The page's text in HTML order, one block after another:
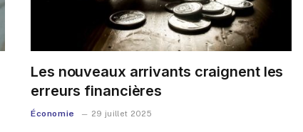
Les nouveaux arrivants craignent les
erreurs financières
Économie 29 juillet 2025